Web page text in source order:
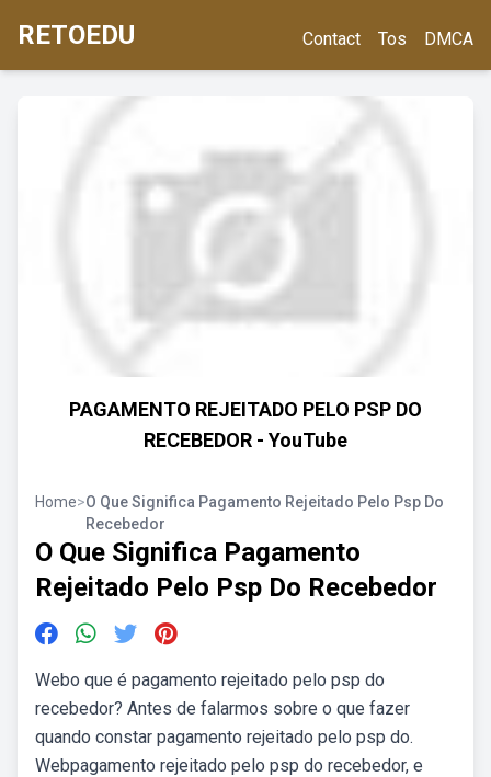
RETOEDU Contact Tos DMCA
PAGAMENTO REJEITADO PELO PSP DO
RECEBEDOR - YouTube
Home>O Que Significa Pagamento Rejeitado Pelo Psp Do
Recebedor
O Que Significa Pagamento
Rejeitado Pelo Psp Do Recebedor
Webo que é pagamento rejeitado pelo psp do
recebedor? Antes de falarmos sobre o que fazer
quando constar pagamento rejeitado pelo psp do.
Webpagamento rejeitado pelo psp do recebedor, e